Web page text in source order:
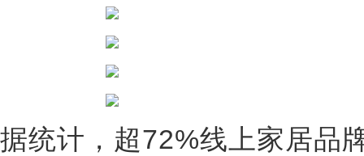
据统计，超72%线上家居品